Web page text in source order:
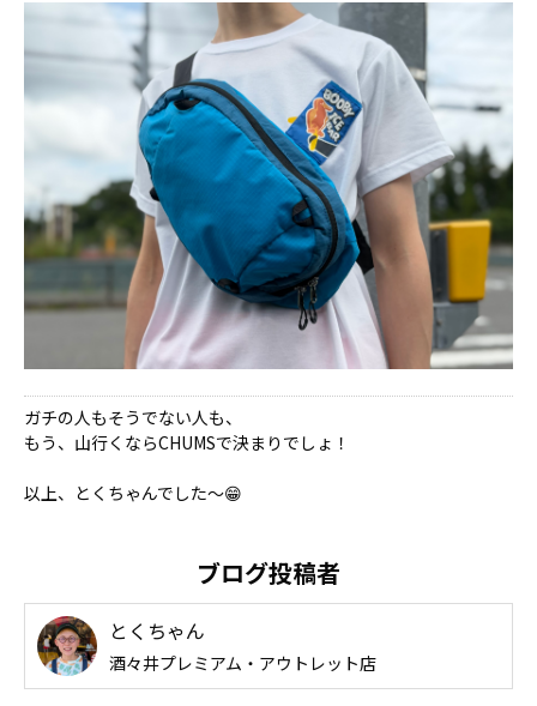
ガチの人もそうでない人も、
もう、山行くならCHUMSで決まりでしょ！
以上、とくちゃんでした～😁
ブログ投稿者
とくちゃん
酒々井プレミアム・アウトレット店